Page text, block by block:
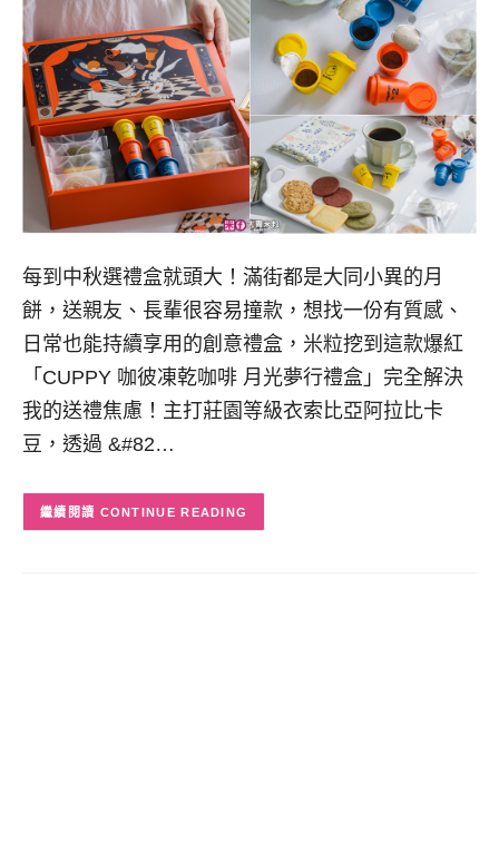
每到中秋選禮盒就頭大！滿街都是大同小異的月
餅，送親友、長輩很容易撞款，想找一份有質感、
日常也能持續享用的創意禮盒，米粒挖到這款爆紅
「CUPPY 咖彼凍乾咖啡 月光夢行禮盒」完全解決
我的送禮焦慮！主打莊園等級衣索比亞阿拉比卡
豆，透過 &#82…
CONTINUE READING